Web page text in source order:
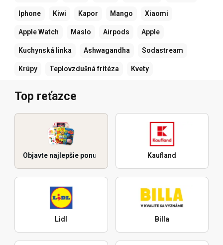
Iphone Kiwi Kapor Mango Xiaomi
Apple Watch Maslo Airpods Apple
Kuchynská linka Ashwagandha Sodastream
Krúpy Teplovzdušná frítéza Kvety
Top reťazce
Objavte najlepšie ponuky Kaufland
Lidl Billa